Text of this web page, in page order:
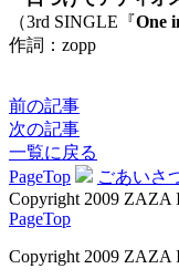
（3rd SINGLE『One
作詞：zopp
前の記事
次の記事
一覧に戻る
PageTop
ごあいさ
Copyright 2009 ZAZA
PageTop
Copyright 2009 ZAZA